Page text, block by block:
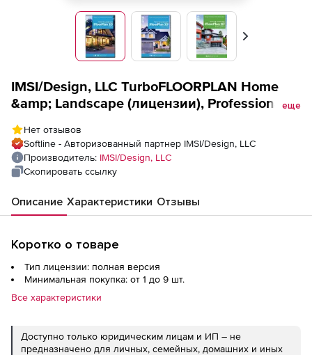
Вперед
IMSI/Design, LLC TurboFLOORPLAN Home
&amp; Landscape (лицензии), Professionalеще
Нет отзывов
Softline - Авторизованный партнер IMSI/Design, LLC
Производитель: IMSI/Design, LLC
Скопировать ссылку
Описание Характеристики Отзывы
Коротко о товаре
Тип лицензии: полная версия
Минимальная покупка: от 1 до 9 шт.
Все характеристики
Доступно только юридическим лицам и ИП – не
предназначено для личных, семейных, домашних и иных